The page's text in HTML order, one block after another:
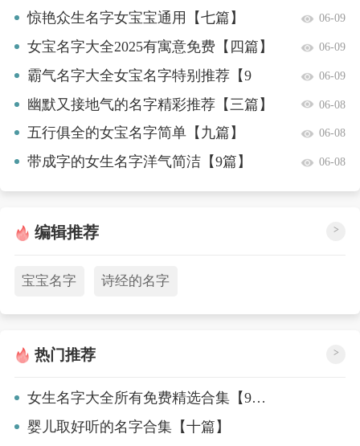
惊艳众生名字女宝宝通用【七篇】 06-09
女宝名字大全2025有寓意免费【四篇】 06-09
霸气名字大全女宝名字特别推荐【9
篇】
06-09
幽默又接地气的名字精彩推荐【三篇】 06-08
五行俱全的女宝名字简单【九篇】 06-08
带成字的女生名字洋气简洁【9篇】 06-08
编辑推荐 >
宝宝名字 诗经的名字
热门推荐 >
女生名字大全所有免费精选合集【9篇】
婴儿取好听的名字合集【十篇】